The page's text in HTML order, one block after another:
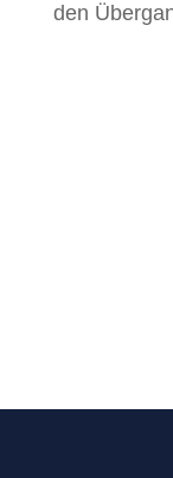
den